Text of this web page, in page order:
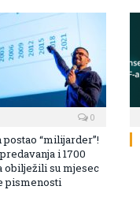
0
“milijarder”!
i 1700
obilježili su mjesec
pismenosti